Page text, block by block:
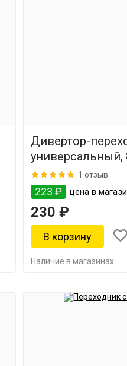
Дивертор-
1 отзыв
223 ₽ цена в
230 ₽
Наличие в магазинах